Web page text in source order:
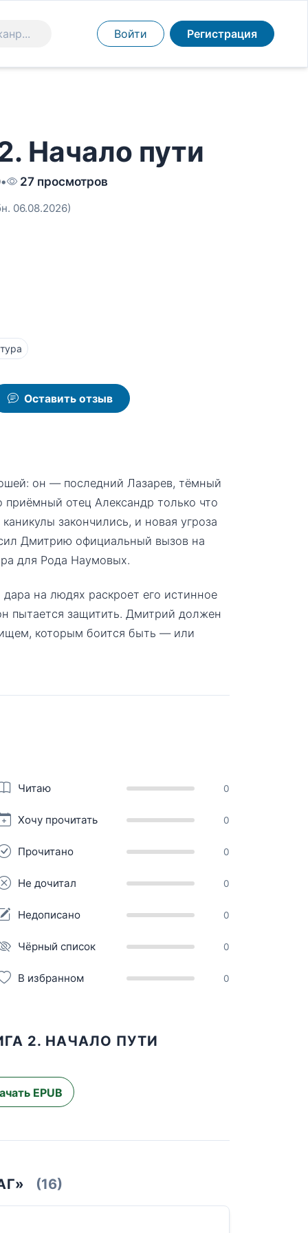
Войти Регистрация
Начало пути
• 27 просмотров
06.08.2026)
Оставить отзыв
он — последний Лазарев, тёмный
отец Александр только что
закончились, и новая угроза
Дмитрию официальный вызов на
для Рода Наумовых.
на людях раскроет его истинное
пытается защитить. Дмитрий должен
которым боится быть — или
Читаю 0
Хочу прочитать 0
Прочитано 0
Не дочитал 0
Недописано 0
Чёрный список 0
В избранном 0
2. НАЧАЛО ПУТИ
EPUB
(16)